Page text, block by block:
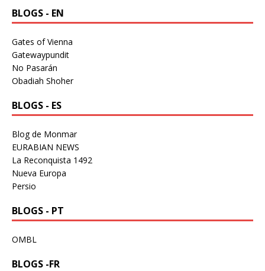
BLOGS - EN
Gates of Vienna
Gatewaypundit
No Pasarán
Obadiah Shoher
BLOGS - ES
Blog de Monmar
EURABIAN NEWS
La Reconquista 1492
Nueva Europa
Persio
BLOGS - PT
OMBL
BLOGS -FR